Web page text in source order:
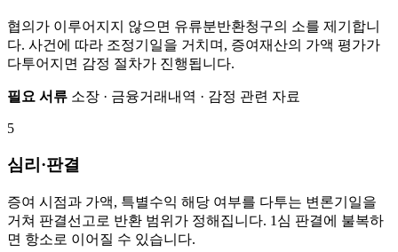
협의가 이루어지지 않으면 유류분반환청구의 소를 제기합니
다. 사건에 따라 조정기일을 거치며, 증여재산의 가액 평가가
다투어지면 감정 절차가 진행됩니다.
필요 서류 소장 · 금융거래내역 · 감정 관련 자료
5
심리·판결
증여 시점과 가액, 특별수익 해당 여부를 다투는 변론기일을
거쳐 판결선고로 반환 범위가 정해집니다. 1심 판결에 불복하
면 항소로 이어질 수 있습니다.